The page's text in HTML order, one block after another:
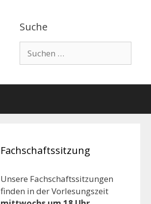
Suche
nach:
Fachschaftssitzung
Unsere Fachschaftssitzungen
finden in der Vorlesungszeit